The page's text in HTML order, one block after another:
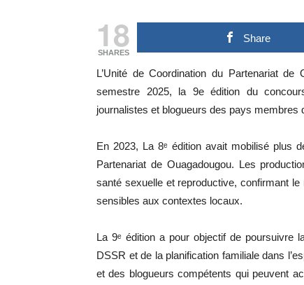
18
SHARES
Share
L’Unité de Coordination du Partenariat
semestre 2025, la 9e édition du
journalistes et blogueurs des pays membres
En 2023, La 8ᵉ édition avait mobilisé plus
Partenariat de Ouagadougou. Les
santé sexuelle et reproductive, confirmant
sensibles aux contextes locaux.
La 9ᵉ édition a pour objectif de poursuivre
DSSR et de la planification familiale dans
et des blogueurs compétents qui peuvent